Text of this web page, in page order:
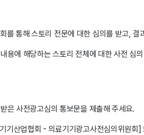
를 통해 스토리 전문에 대한 심의를 받고, 결
용에 해당하는 스토리 전체에 대한 사전 심
은 사전광고심의 통보문을 제출해 주세요.
기산업협회 - 의료기기광고사전심의위원